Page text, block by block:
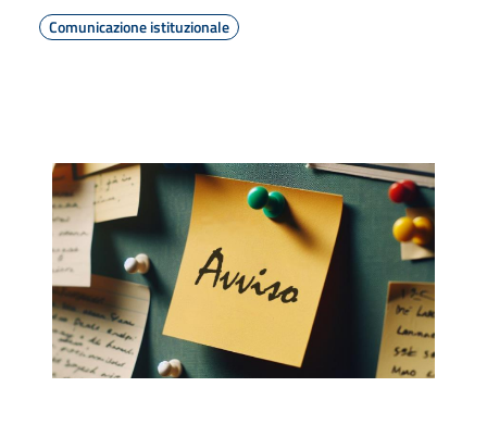
Comunicazione istituzionale